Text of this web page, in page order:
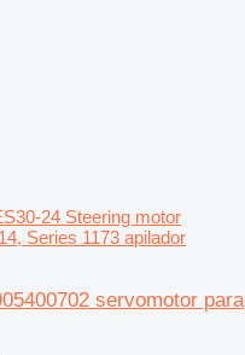
24 Steering motor
Series 1173 apilador
servomotor para